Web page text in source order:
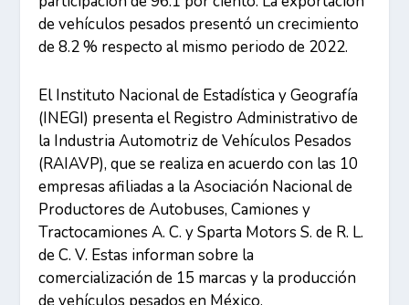
de vehículos pesados presentó un crecimiento
de 8.2 % respecto al mismo periodo de 2022.
El Instituto Nacional de Estadística y Geografía
(INEGI) presenta el Registro Administrativo de
la Industria Automotriz de Vehículos Pesados
(RAIAVP), que se realiza en acuerdo con las 10
empresas afiliadas a la Asociación Nacional de
Productores de Autobuses, Camiones y
Tractocamiones A. C. y Sparta Motors S. de R. L.
de C. V. Estas informan sobre la
comercialización de 15 marcas y la producción
de vehículos pesados en México.